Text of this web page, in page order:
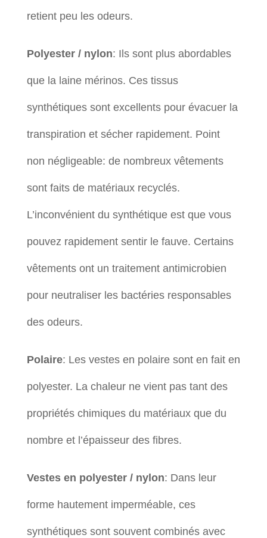
retient peu les odeurs.
Polyester / nylon: Ils sont plus abordables
que la laine mérinos. Ces tissus
synthétiques sont excellents pour évacuer la
transpiration et sécher rapidement. Point
non négligeable: de nombreux vêtements
sont faits de matériaux recyclés.
L’inconvénient du synthétique est que vous
pouvez rapidement sentir le fauve. Certains
vêtements ont un traitement antimicrobien
pour neutraliser les bactéries responsables
des odeurs.
Polaire: Les vestes en polaire sont en fait en
polyester. La chaleur ne vient pas tant des
propriétés chimiques du matériaux que du
nombre et l’épaisseur des fibres.
Vestes en polyester / nylon: Dans leur
forme hautement imperméable, ces
synthétiques sont souvent combinés avec